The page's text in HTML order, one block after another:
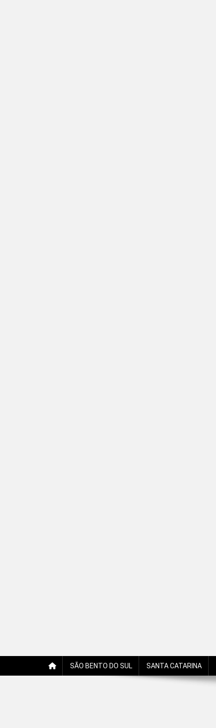
SÃO BENTO DO SUL SANTA CATARINA